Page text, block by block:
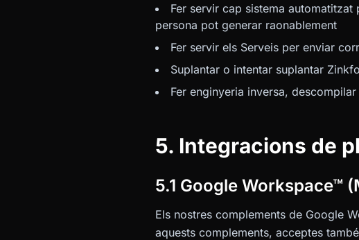
Fer servir cap sistema automatitzat
persona pot generar raonablement
Fer servir els Serveis per enviar
Suplantar o intentar suplantar
Fer enginyeria inversa,
5. Integracions de
5.1 Google Workspace™
Els nostres complements de Google
aquests complements, acceptes